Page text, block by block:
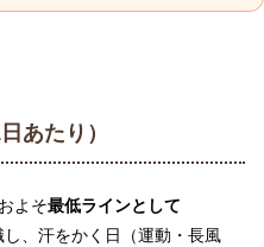
あたり）
よそ最低ラインとして
し、汗をかく日（運動・長風